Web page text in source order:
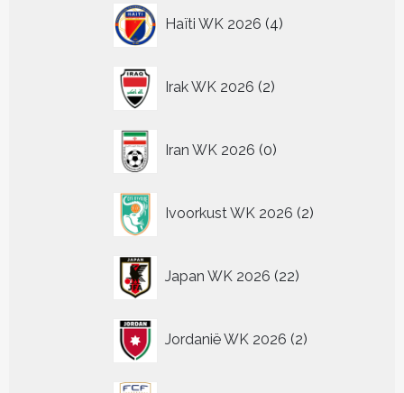
Haïti WK 2026 4
producten
Irak WK 2026 2
producten
Iran WK 2026 0
producten
Ivoorkust WK 2026 2
producten
Japan WK 2026 22
producten
Jordanië WK 2026 2
producten